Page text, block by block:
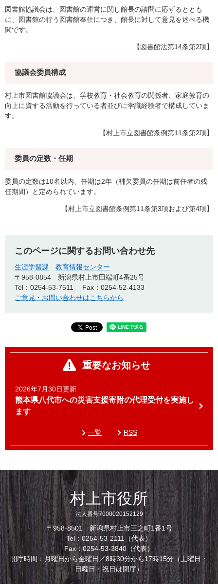
図書館協議会は、図書館の運営に関し館長の諮問に応ずるととも
に、図書館の行う図書館奉仕につき、館長に対して意見を述べる機
関です。
【図書館法第14条第2項】
協議会委員構成
村上市図書館協議会は、学校教育・社会教育の関係者、家庭教育の
向上に資する活動を行っている者並びに学識経験者で構成していま
す。
【村上市立図書館条例第11条第2項】
委員の定数・任期
委員の定数は10名以内、任期は2年（補欠委員の任期は前任者の残
任期間）と定められています。
【村上市立図書館条例第11条第3項および第4項】
このページに関するお問い合わせ先
生涯学習課
教育情報センター
〒958-0854
新潟県村上市田端町4番25号
Tel：0254-53-7511
Fax：0254-52-4133
ご意見・お問い合わせはこちらから
重要なお知らせ
2026年7月30日更新
熊本県八代市への災害支援寄附の代理受付を実施し
ます
一覧 RSS
村上市役所
法人番号7000020152129
〒958-8501 新潟県村上市三之町1番1号
Tel：0254-53-2111（代表）
Fax：0254-53-3840（代表）
開庁時間：月曜日から金曜日／8時30分から17時15分（土曜日・
日曜日・祝日は閉庁）